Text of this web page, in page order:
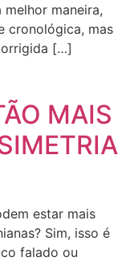
maneira,
cronológica, mas
[…]
MAIS
estar mais
Sim, isso é
falado ou